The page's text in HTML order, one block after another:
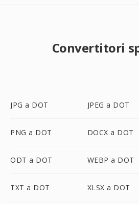
Convertitori
JPG a DOT JPEG a DOT
PNG a DOT DOCX a DOT
ODT a DOT WEBP a DOT
TXT a DOT XLSX a DOT